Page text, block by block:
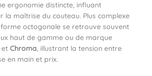
ergonomie distincte, influant
la maîtrise du couteau. Plus complexe
octogonale se retrouve souvent
haut de gamme ou de marque
et Chroma, illustrant la tension entre
en main et prix.